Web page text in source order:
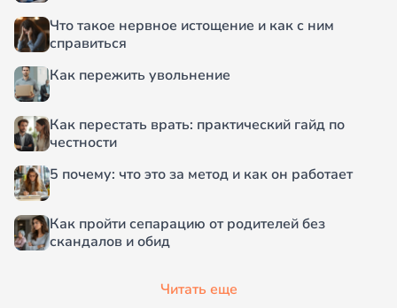
Что такое нервное истощение и как с ним
справиться
Как пережить увольнение
Как перестать врать: практический гайд по
честности
5 почему: что это за метод и как он работает
Как пройти сепарацию от родителей без
скандалов и обид
Читать еще